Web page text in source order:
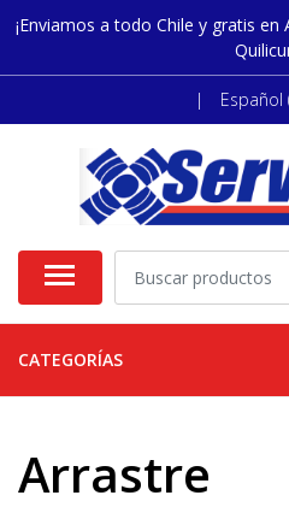
¡Enviamos a todo Chile y gratis en
| Español
CATEGORÍAS
Arrastre